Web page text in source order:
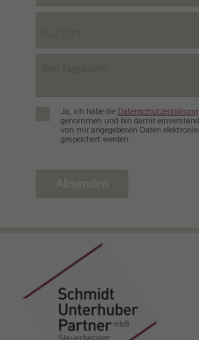
DatenschutzJa, ich habe die Datenschutzerklärung
genommen und bin damit
von mir angegebenen Daten
gespeichert werden.